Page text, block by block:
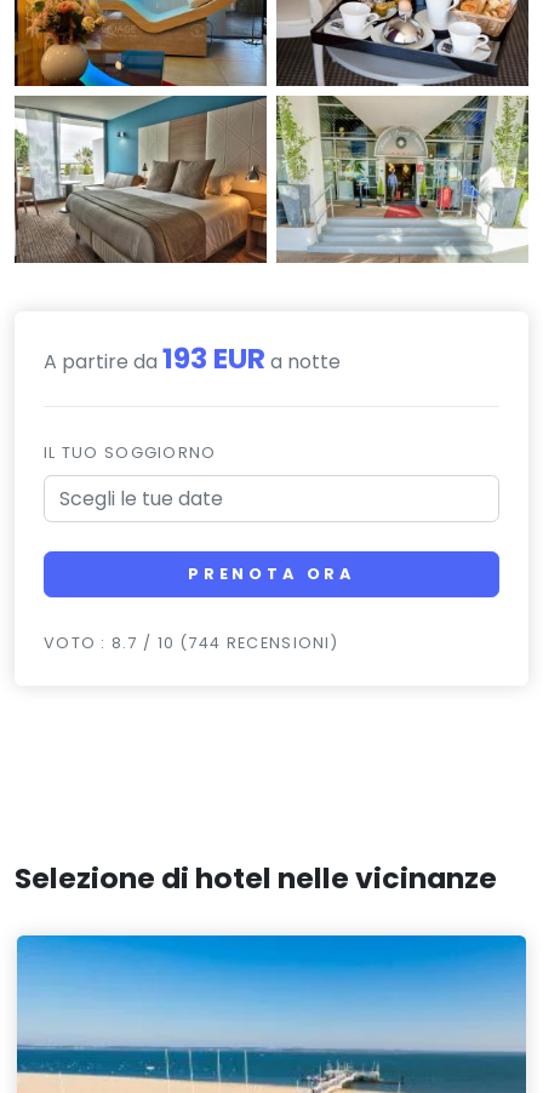
A partire da 193 EUR a notte
IL TUO SOGGIORNO
PRENOTA ORA
VOTO : 8.7 / 10 (744 RECENSIONI)
Selezione di hotel nelle vicinanze